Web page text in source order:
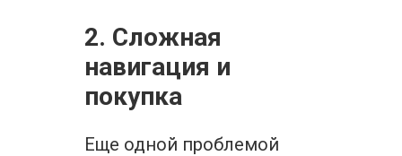
2. Сложная
навигация и
покупка
Еще одной проблемой